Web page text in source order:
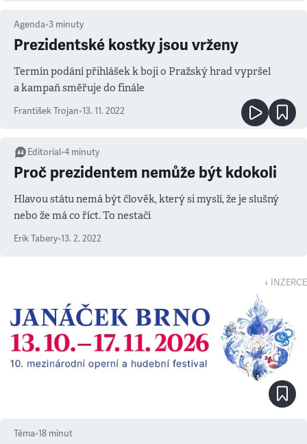
Agenda•3 minuty
Prezidentské kostky jsou vrženy
Termín podání přihlášek k boji o Pražský hrad vypršel
a kampaň směřuje do finále
František Trojan•13. 11. 2022
Editorial •4 minuty
Proč prezidentem nemůže být kdokoli
Hlavou státu nemá být člověk, který si myslí, že je slušný
nebo že má co říct. To nestačí
Erik Tabery•13. 2. 2022
↓ INZERCE
Téma•18 minut